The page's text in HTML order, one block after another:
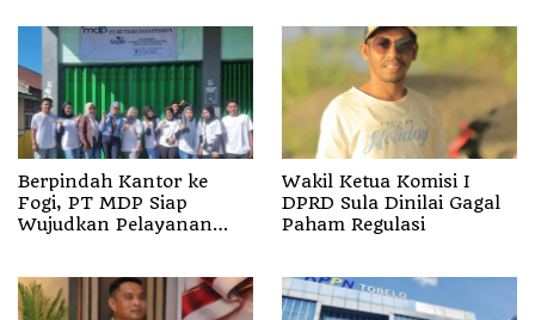
Berpindah Kantor ke
Fogi, PT MDP Siap
Wujudkan Pelayanan
Wakil Ketua Komisi I
DPRD Sula Dinilai Gagal
Paham Regulasi